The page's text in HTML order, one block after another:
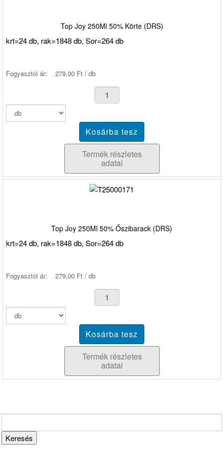
Top Joy 250Ml 50% Körte (DRS)
krt=24 db, rak=1848 db, Sor=264 db
Fogyasztói ár: 279,00 Ft / db
Termék részletes
adatai
Top Joy 250Ml 50% Őszibarack (DRS)
krt=24 db, rak=1848 db, Sor=264 db
Fogyasztói ár: 279,00 Ft / db
Termék részletes
adatai